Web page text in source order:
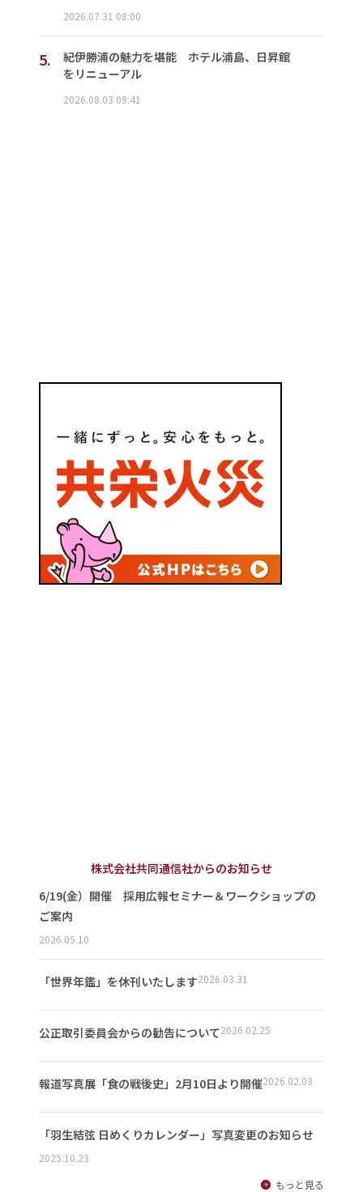
2026.07.31 08:00
5.
紀伊勝浦の魅力を堪能 ホテル浦島、日昇館
をリニューアル
2026.08.03 09:41
株式会社共同通信社からのお知らせ
6/19(金）開催 採用広報セミナー＆ワークショップの
ご案内
2026.05.10
「世界年鑑」を休刊いたします2026.03.31
公正取引委員会からの勧告について2026.02.25
報道写真展「食の戦後史」2月10日より開催2026.02.03
「羽生結弦 日めくりカレンダー」写真変更のお知らせ
2025.10.23
もっと見る